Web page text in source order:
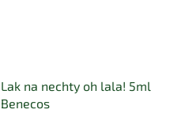
Lak na nechty oh lala! 5ml
Benecos